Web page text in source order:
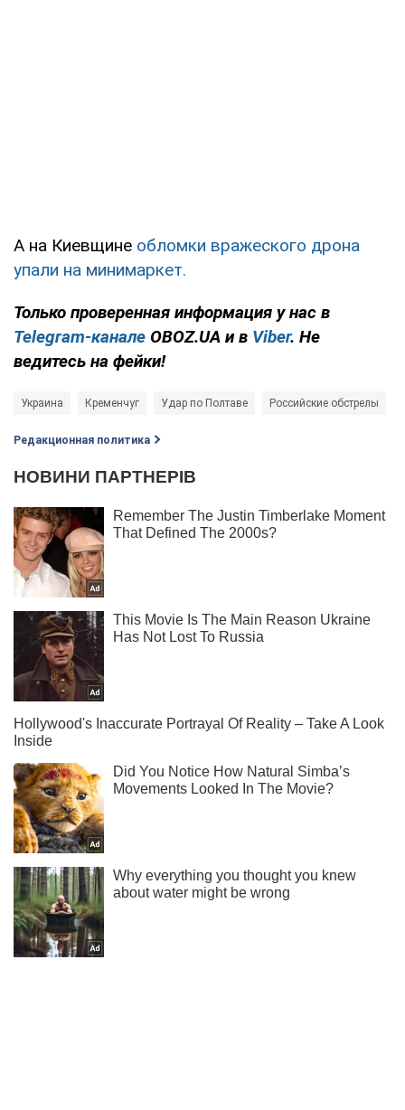
А на Киевщине обломки вражеского дрона
упали на минимаркет.
Только проверенная информация у нас в
Telegram-канале OBOZ.UA и в Viber. Не
ведитесь на фейки!
Украина Кременчуг Удар по Полтаве Российские обстрелы
Редакционная политика